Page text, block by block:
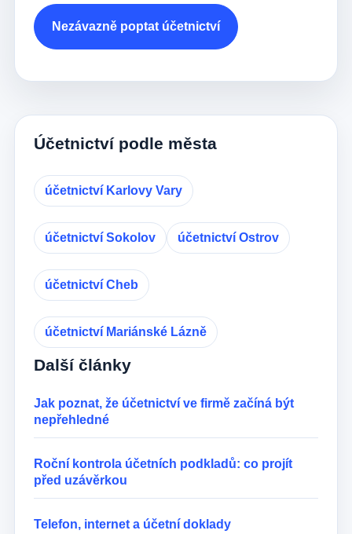
Nezávazně poptat účetnictví
Účetnictví podle města
účetnictví Karlovy Vary
účetnictví Sokolov účetnictví Ostrov
účetnictví Cheb
účetnictví Mariánské Lázně
Další články
Jak poznat, že účetnictví ve firmě začíná být
nepřehledné
Roční kontrola účetních podkladů: co projít
před uzávěrkou
Telefon, internet a účetní doklady